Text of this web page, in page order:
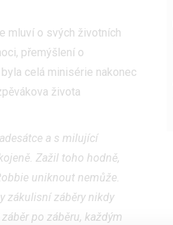
mluví o svých životních
přemýšlení o
celá minisérie nakonec
života
a s milující
Zažil toho hodně,
uniknout nemůže.
zákulisní záběry nikdy
po záběru, každým